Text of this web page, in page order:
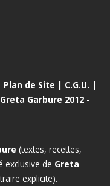
Plan de Site | C.G.U. |
Garbure 2012 -
(textes, recettes,
exclusive de Greta
explicite).